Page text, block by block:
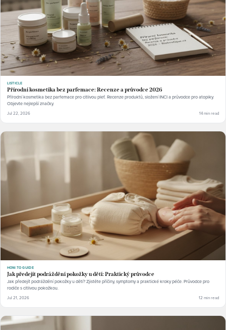
LISTICLE
Přírodní kosmetika bez parfemace: Recenze a průvodce 2026
Přírodní kosmetika bez parfemace pro citlivou pleť. Recenze produktů, složení INCI a průvodce pro atopiky.
Objevte nejlepší značky.
Jul 22, 2026 14 min read
HOW-TO GUIDE
Jak předejít podráždění pokožky u dětí: Praktický průvodce
Jak předejít podráždění pokožky u dětí? Zjistěte příčiny, symptomy a praktické kroky péče. Průvodce pro
rodiče s citlivou pokožkou.
Jul 21, 2026 12 min read